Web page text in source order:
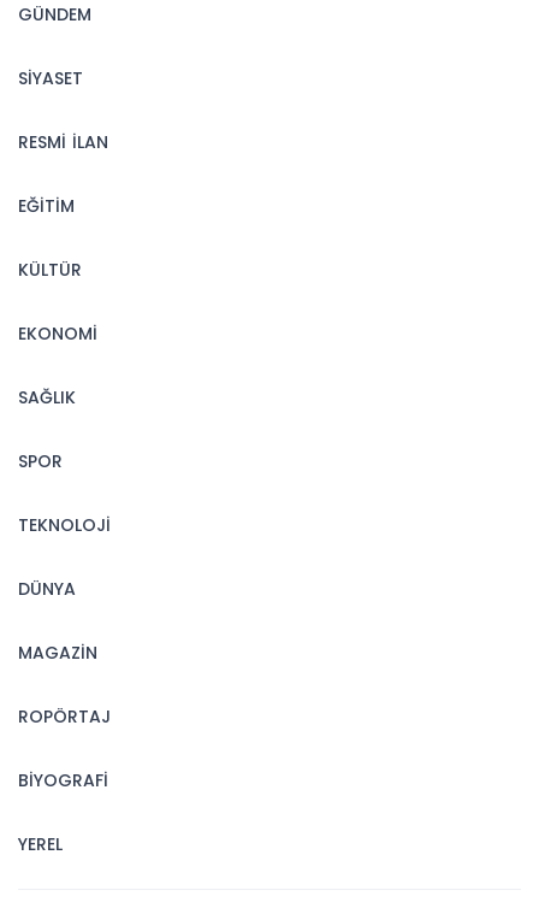
GÜNDEM
SİYASET
RESMİ İLAN
EĞİTİM
KÜLTÜR
EKONOMİ
SAĞLIK
SPOR
TEKNOLOJİ
DÜNYA
MAGAZİN
ROPÖRTAJ
BİYOGRAFİ
YEREL